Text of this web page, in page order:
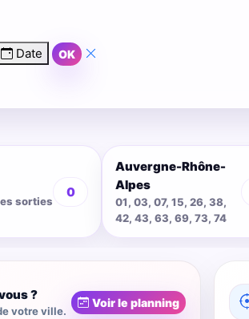
Date OK
sorties
0
Auvergne-Rhône-
Alpes
01, 03, 07, 15, 26, 38,
42, 43, 63, 69, 73, 74
?
votre ville.
Voir le planning